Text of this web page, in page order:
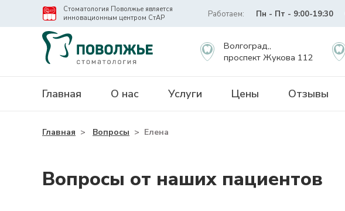
Стоматология Поволжье является
инновационным центром СтАР
Работаем: Пн - Пт - 9:00-19:30
Волгоград,,
проспект Жукова 112
Главная О нас Услуги Цены Отзывы
Главная > Вопросы > Елена
Вопросы от наших пациентов